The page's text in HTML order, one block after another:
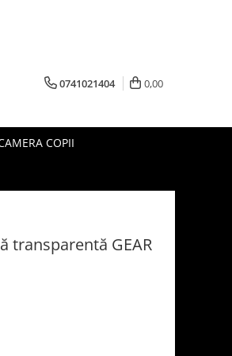
0741021404 0,00
COPII
transparentă GEAR